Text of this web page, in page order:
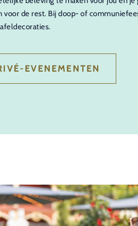
voor de rest. Bij doop- of
EVENEMENTEN